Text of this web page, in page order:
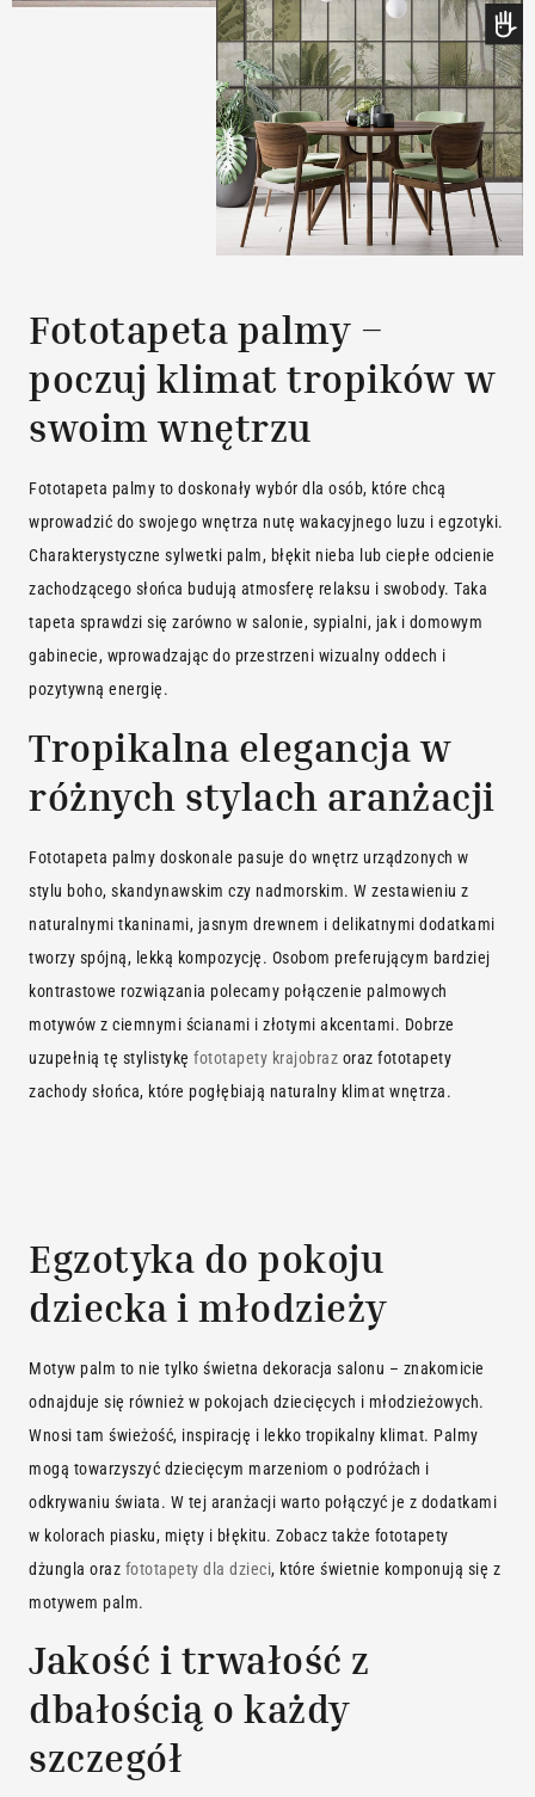
Fototapeta palmy –
poczuj klimat tropików w
swoim wnętrzu
Fototapeta palmy to doskonały wybór dla osób, które chcą
wprowadzić do swojego wnętrza nutę wakacyjnego luzu i egzotyki.
Charakterystyczne sylwetki palm, błękit nieba lub ciepłe odcienie
zachodzącego słońca budują atmosferę relaksu i swobody. Taka
tapeta sprawdzi się zarówno w salonie, sypialni, jak i domowym
gabinecie, wprowadzając do przestrzeni wizualny oddech i
pozytywną energię.
Tropikalna elegancja w
różnych stylach aranżacji
Fototapeta palmy doskonale pasuje do wnętrz urządzonych w
stylu boho, skandynawskim czy nadmorskim. W zestawieniu z
naturalnymi tkaninami, jasnym drewnem i delikatnymi dodatkami
tworzy spójną, lekką kompozycję. Osobom preferującym bardziej
kontrastowe rozwiązania polecamy połączenie palmowych
motywów z ciemnymi ścianami i złotymi akcentami. Dobrze
uzupełnią tę stylistykę fototapety krajobraz oraz fototapety
zachody słońca, które pogłębiają naturalny klimat wnętrza.
Egzotyka do pokoju
dziecka i młodzieży
Motyw palm to nie tylko świetna dekoracja salonu – znakomicie
odnajduje się również w pokojach dziecięcych i młodzieżowych.
Wnosi tam świeżość, inspirację i lekko tropikalny klimat. Palmy
mogą towarzyszyć dziecięcym marzeniom o podróżach i
odkrywaniu świata. W tej aranżacji warto połączyć je z dodatkami
w kolorach piasku, mięty i błękitu. Zobacz także fototapety
dżungla oraz fototapety dla dzieci, które świetnie komponują się z
motywem palm.
Jakość i trwałość z
dbałością o każdy
szczegół